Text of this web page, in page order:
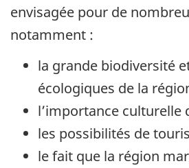
envisagée pour de
notamment :
la grande biodiversité
écologiques de la
l’importance culturelle
les possibilités de
le fait que la région